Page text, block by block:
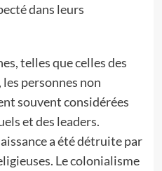
dans leurs
telles que celles des
personnes non
souvent considérées
et des leaders.
a été détruite par
Le colonialisme